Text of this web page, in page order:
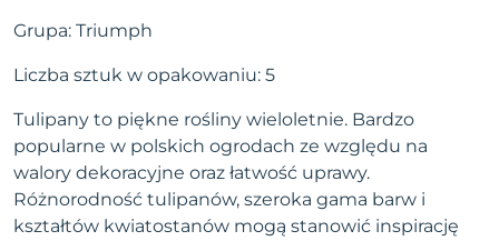
Grupa: Triumph
Liczba sztuk w opakowaniu: 5
Tulipany to piękne rośliny wieloletnie. Bardzo
popularne w polskich ogrodach ze względu na
walory dekoracyjne oraz łatwość uprawy.
Różnorodność tulipanów, szeroka gama barw i
kształtów kwiatostanów mogą stanowić inspirację